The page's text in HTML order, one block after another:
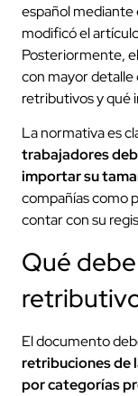
español
modificó el
Posteriormente, el
con mayor detalle
retributivos y qué
La normativa es
trabajadores
importar su
compañías como
contar con su
Qué
El documento
retribuciones de
por categorías